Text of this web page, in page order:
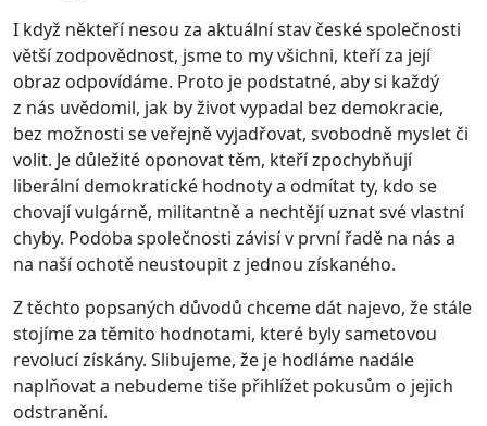
I když někteří nesou za aktuální stav české společnosti
větší zodpovědnost, jsme to my všichni, kteří za její
obraz odpovídáme. Proto je podstatné, aby si každý
z nás uvědomil, jak by život vypadal bez demokracie,
bez možnosti se veřejně vyjadřovat, svobodně myslet či
volit. Je důležité oponovat těm, kteří zpochybňují
liberální demokratické hodnoty a odmítat ty, kdo se
chovají vulgárně, militantně a nechtějí uznat své vlastní
chyby. Podoba společnosti závisí v první řadě na nás a
na naší ochotě neustoupit z jednou získaného.
Z těchto popsaných důvodů chceme dát najevo, že stále
stojíme za těmito hodnotami, které byly sametovou
revolucí získány. Slibujeme, že je hodláme nadále
naplňovat a nebudeme tiše přihlížet pokusům o jejich
odstranění.